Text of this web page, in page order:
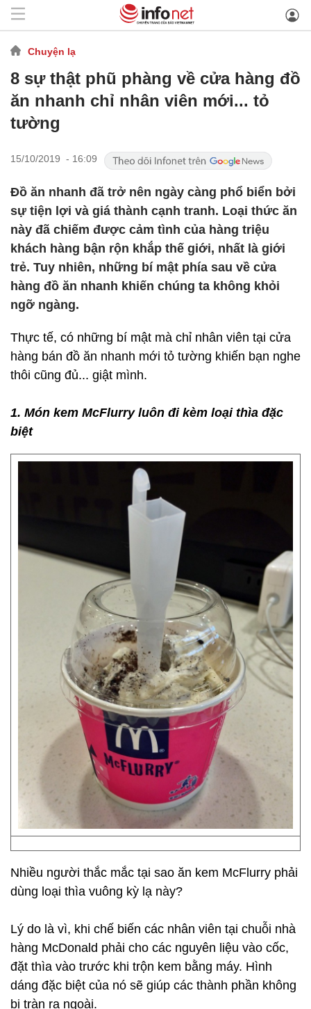
Chuyện lạ
8 sự thật phũ phàng về cửa hàng đồ
ăn nhanh chỉ nhân viên mới... tỏ
tường
15/10/2019 - 16:09
Đồ ăn nhanh đã trở nên ngày càng phổ biển bởi
sự tiện lợi và giá thành cạnh tranh. Loại thức ăn
này đã chiếm được cảm tình của hàng triệu
khách hàng bận rộn khắp thế giới, nhất là giới
trẻ. Tuy nhiên, những bí mật phía sau về cửa
hàng đồ ăn nhanh khiến chúng ta không khỏi
ngỡ ngàng.
Thực tế, có những bí mật mà chỉ nhân viên tại cửa
hàng bán đồ ăn nhanh mới tỏ tường khiến bạn nghe
thôi cũng đủ... giật mình.
1. Món kem McFlurry luôn đi kèm loại thìa đặc
biệt
Nhiều người thắc mắc tại sao ăn kem McFlurry phải
dùng loại thìa vuông kỳ lạ này?
Lý do là vì, khi chế biến các nhân viên tại chuỗi nhà
hàng McDonald phải cho các nguyên liệu vào cốc,
đặt thìa vào trước khi trộn kem bằng máy. Hình
dáng đặc biệt của nó sẽ giúp các thành phần không
bị tràn ra ngoài.